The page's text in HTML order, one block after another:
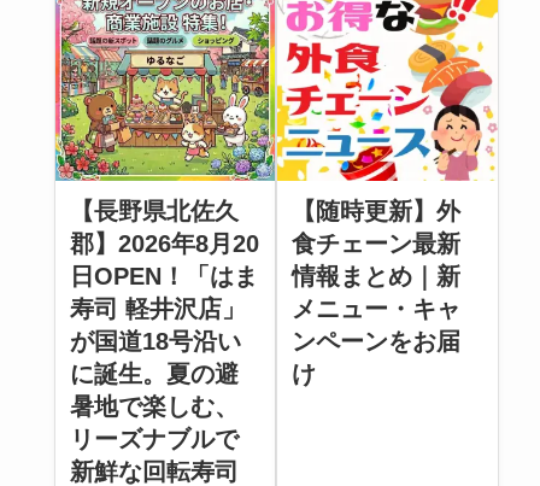
【長野県北佐久
郡】2026年8月20
日OPEN！「はま
寿司 軽井沢店」
が国道18号沿い
に誕生。夏の避
暑地で楽しむ、
リーズナブルで
新鮮な回転寿司
【随時更新】外
食チェーン最新
情報まとめ｜新
メニュー・キャ
ンペーンをお届
け